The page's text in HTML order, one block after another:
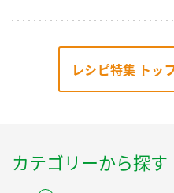
レシピ特集 トッ
カテゴリーから探す